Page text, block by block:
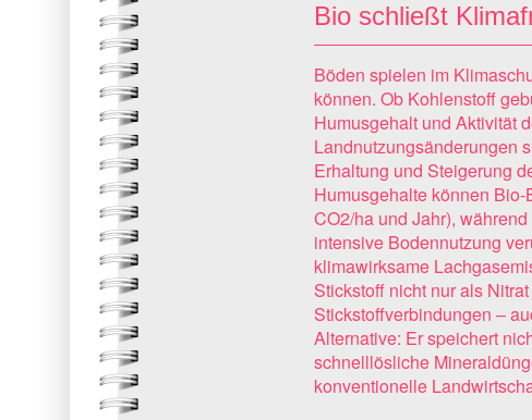
Bio schließt
Böden spielen im
können. Ob Kohlenstoff
Humusgehalt und Aktivität
Landnutzungsänderungen
Erhaltung und Steigerung
Humusgehalte können
CO2/ha und Jahr),
intensive Bodennutzung
klimawirksame
Stickstoff nicht nur als
Stickstoffverbindungen –
Alternative: Er speichert
schnelllösliche
konventionelle